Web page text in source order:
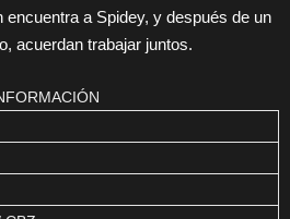
a Spidey, y después de un
acuerdan trabajar juntos.